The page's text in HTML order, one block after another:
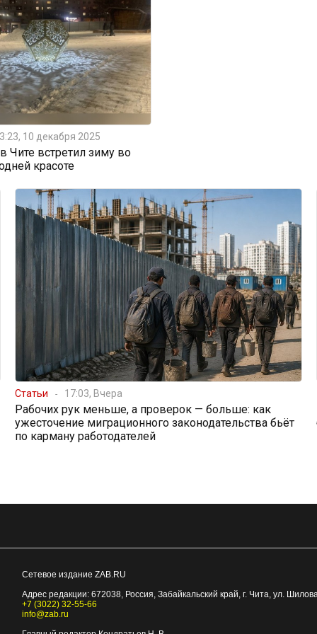
10 декабря 2025
встретил зиму во
красоте
Статьи 17:03, Вчера
Рабочих рук меньше, а проверок — больше: как
ужесточение миграционного законодательства бьёт
по карману работодателей
Сетевое издание ZAB.RU
Адрес редакции: 672038, Россия, Забайкальский край, г. Чита, ул.
+7 (3022) 32-55-66
info@zab.ru